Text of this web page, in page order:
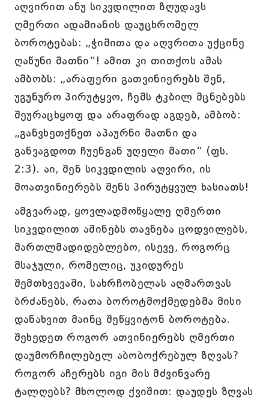
აღვირით ანუ სიკვდილით ზღუდავს
ღმერთი ადამიანის დაუცხრომელ
ბოროტებას: „ჭიმითა და აღჳრითა უქცინე
ღაწუნი მათნი“! ამით კი თითქოს ამას
ამბობს: „არაფერი გათვინიერებს შენ,
უგუნურო პირუტყვო, ჩემს ტკბილ მცნებებს
შეურაცხყოფ და არაფრად აგდებ, ამბობ:
„განვხეთქნეთ აპაურნი მათნი და
განვაგდოთ ჩუენგან უღელი მათი“ (ფს.
2:3). აი, შენ სიკვდილის აღვირი, ის
მოათვინიერებს შენს პირუტყვულ ხასიათს!
ამგვარად, ყოვლადმოწყალე ღმერთი
სიკვდილით აშინებს თავნება ცოდვილებს,
მართლმადიდებლებო, ისევე, როგორც
მსაჯული, რომელიც, უკიდურეს
შემთხვევაში, სახრჩობელას აღმართვას
ბრძანებს, რათა ბოროტმოქმედებმა მისი
დანახვით მაინც შეწყვიტონ ბოროტება.
შეხედეთ როგორ ათვინიერებს ღმერთი
დაუმორჩილებელ აბობოქრებულ ზღვას?
როგორ აჩერებს იგი მის მძვინვარე
ტალღებს? მხოლოდ ქვიშით: დაუდეს ზღვას